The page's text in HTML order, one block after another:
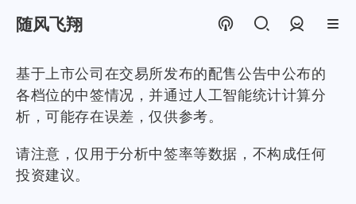
随风飞翔
基于上市公司在交易所发布的配售公告中公布的
各档位的中签情况，并通过人工智能统计计算分
析，可能存在误差，仅供参考。
请注意，仅用于分析中签率等数据，不构成任何
投资建议。